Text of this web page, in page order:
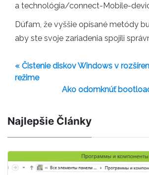
a technológia/connect-Mobile-
Dúfam, že vyššie opísané metódy
aby ste svoje zariadenia spojili
« Čistenie diskov Windows v
režime
Ako odomknúť
Najlepšie Články